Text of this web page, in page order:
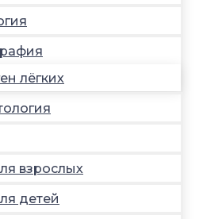
лёгких
взрослых
детей